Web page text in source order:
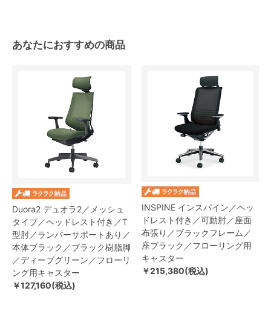
あなたにおすすめの商品
Duora2 デュオラ2／メッシュ
タイプ／ヘッドレスト付き／T
型肘／ランバーサポートあり／
本体ブラック／ブラック樹脂脚
／ディープグリーン／フローリ
ング用キャスター
￥127,160(税込)
INSPINE インスパイン／ヘッ
ドレスト付き／可動肘／座面
布張り／ブラックフレーム／
座ブラック／フローリング用
キャスター
￥215,380(税込)